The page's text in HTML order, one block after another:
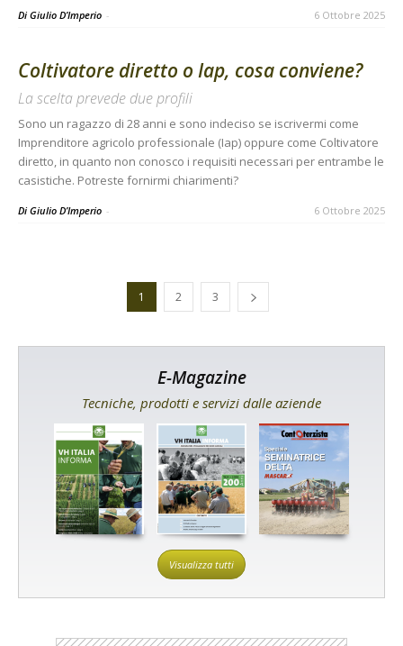
Di Giulio D’Imperio - 6 Ottobre 2025
Coltivatore diretto o Iap, cosa conviene?
La scelta prevede due profili
Sono un ragazzo di 28 anni e sono indeciso se iscrivermi come
Imprenditore agricolo professionale (Iap) oppure come Coltivatore
diretto, in quanto non conosco i requisiti necessari per entrambe le
casistiche. Potreste fornirmi chiarimenti?
Di Giulio D’Imperio - 6 Ottobre 2025
1 2 3
E-Magazine
Tecniche, prodotti e servizi dalle aziende
Visualizza tutti